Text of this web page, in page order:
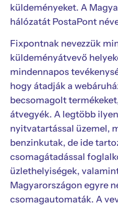
küldeményeket. A
hálózatát PostaPont
Fixpontnak nevezzük
küldeményátvevő
mindennapos
hogy átadják a
becsomagolt
átvegyék. A legtöbb
nyitvatartással üzemel,
benzinkutak, de ide
csomagátadással
üzlethelyiségek,
Magyarországon egyre
csomagautomaták. A